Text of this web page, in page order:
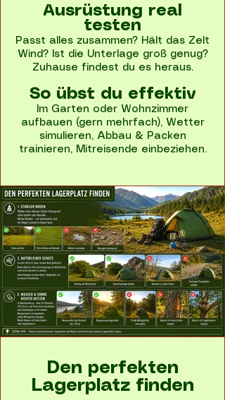
Ausrüstung real
testen
Passt alles zusammen? Hält das Zelt
Wind? Ist die Unterlage groß genug?
Zuhause findest du es heraus.
So übst du effektiv
Im Garten oder Wohnzimmer
aufbauen (gern mehrfach), Wetter
simulieren, Abbau & Packen
trainieren, Mitreisende einbeziehen.
Den perfekten
Lagerplatz finden